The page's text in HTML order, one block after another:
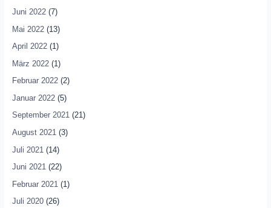
Juni 2022(7)
Mai 2022(13)
April 2022(1)
März 2022(1)
Februar 2022(2)
Januar 2022(5)
September 2021(21)
August 2021(3)
Juli 2021 (14)
Juni 2021(22)
Februar 2021 (1)
Juli 2020(26)